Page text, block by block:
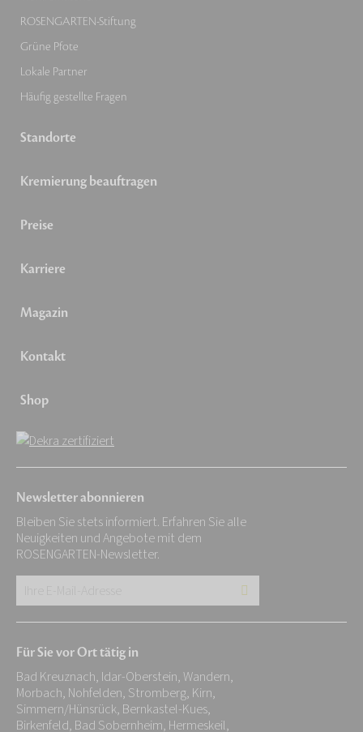
ROSENGARTEN-Stiftung
Grüne Pfote
Lokale Partner
Häufig gestellte Fragen
Standorte
Kremierung beauftragen
Preise
Karriere
Magazin
Kontakt
Shop
Newsletter abonnieren
Bleiben Sie stets informiert. Erfahren Sie alle
Neuigkeiten und Angebote mit dem
ROSENGARTEN-Newsletter.
Adresse:
*
Für Sie vor Ort tätig in
Bad Kreuznach, Idar-Oberstein, Wandern,
Morbach, Nohfelden, Stromberg, Kirn,
Simmern/Hünsrück, Bernkastel-Kues,
Birkenfeld, Bad Sobernheim, Hermeskeil,